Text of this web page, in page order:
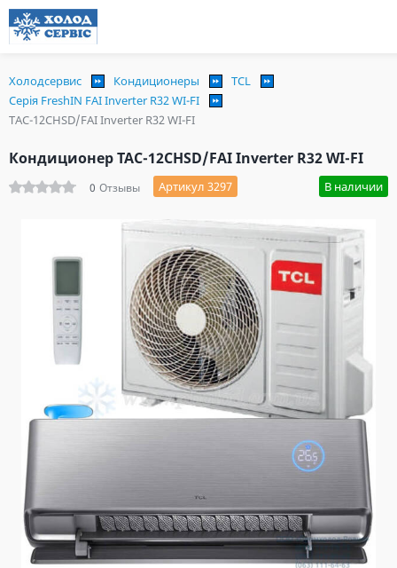
Холодсервис Кондиционеры
TCL
Серія FreshIN FAI Inverter R32 WI-FI
TAC-12CHSD/FAI Inverter R32 WI-FI
Кондиционер TAC-12CHSD/FAI Inverter R32 WI-FI
0 Отзывы Артикул 3297 В наличии